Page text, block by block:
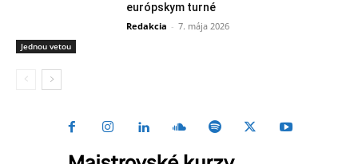
Jednou vetou
európskym turné
Redakcia - 7. mája 2026